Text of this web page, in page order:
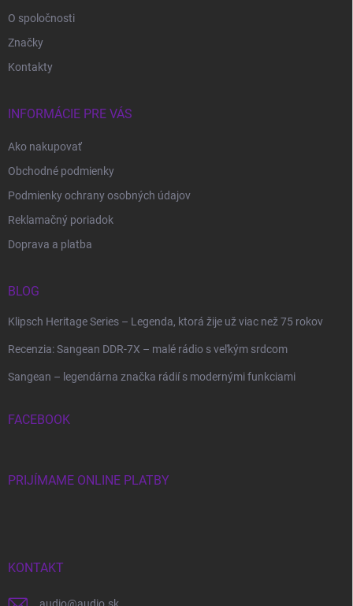
O spoločnosti
Značky
Kontakty
INFORMÁCIE PRE VÁS
Ako nakupovať
Obchodné podmienky
Podmienky ochrany osobných údajov
Reklamačný poriadok
Doprava a platba
BLOG
Klipsch Heritage Series – Legenda, ktorá žije už viac než 75 rokov
Recenzia: Sangean DDR-7X – malé rádio s veľkým srdcom
Sangean – legendárna značka rádií s modernými funkciami
FACEBOOK
PRIJÍMAME ONLINE PLATBY
KONTAKT